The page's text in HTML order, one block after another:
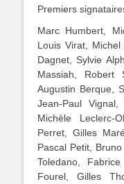
Premiers
Marc Humbert,
Louis Virat,
Dagnet, Sylvie
Massiah, Robert
Augustin Berque,
Jean-Paul
Michèle Leclerc-
Perret, Gilles
Pascal Petit,
Toledano,
Fourel, Gilles